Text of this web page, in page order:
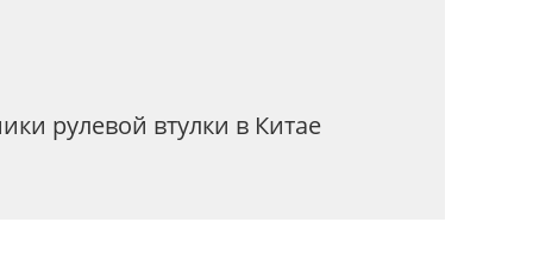
рулевой втулки в Китае